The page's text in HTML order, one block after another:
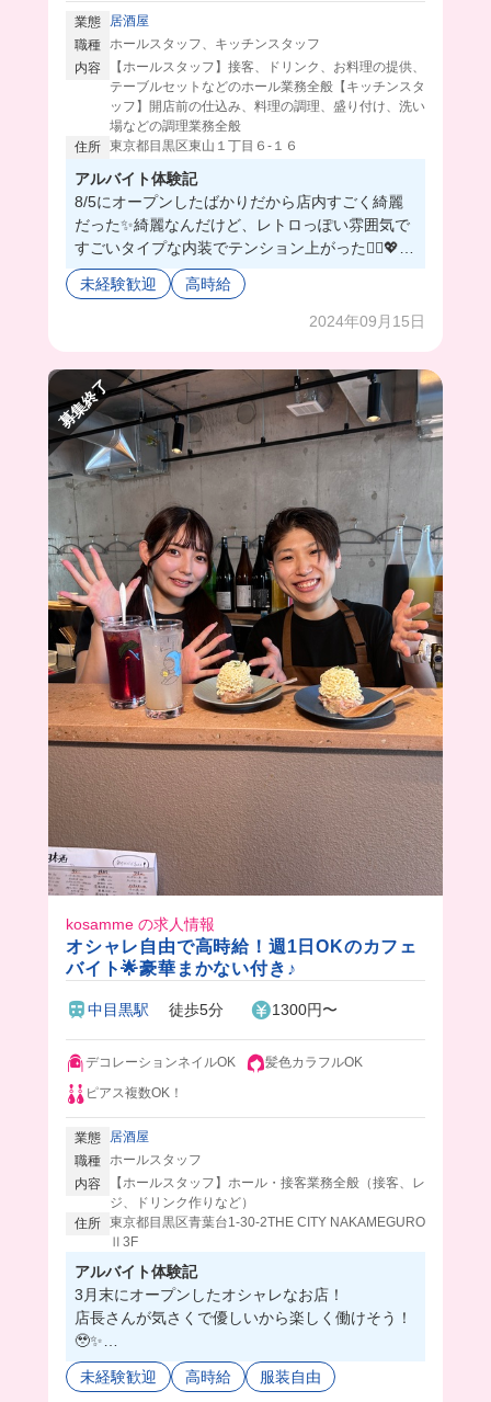
業態
居酒屋
職種
ホールスタッフ、キッチンスタッフ
内容
【ホールスタッフ】接客、ドリンク、お料理の提供、
テーブルセットなどのホール業務全般【キッチンスタ
ッフ】開店前の仕込み、料理の調理、盛り付け、洗い
場などの調理業務全般
住所 東京都目黒区東山１丁目６-１６
アルバイト体験記
8/5にオープンしたばかりだから店内すごく綺麗
だった✨綺麗なんだけど、レトロっぽい雰囲気で
すごいタイプな内装でテンション上がった🤦‍♀️💖
可愛いドリンクがあるから、作っててすごい楽し
かったよ🥹バイトはほぼ大学生みたいだから出会
未経験歓迎 高時給
2024年09月15日
募集終了
kosamme の求人情報
オシャレ自由で高時給！週1日OKのカフェ
バイト🌟豪華まかない付き♪
中目黒駅 徒歩5分 1300円〜
デコレーションネイルOK
髪色カラフルOK
ピアス複数OK！
業態
居酒屋
職種 ホールスタッフ
内容
【ホールスタッフ】ホール・接客業務全般（接客、レ
ジ、ドリンク作りなど）
住所 東京都目黒区青葉台1-30-2THE CITY NAKAMEGURO
Ⅱ3F
アルバイト体験記
3月末にオープンしたオシャレなお店！
店長さんが気さくで優しいから楽しく働けそう！
🥹✨
この日のまかないは土鍋ご飯だったんだけど、豪
華に明太子入りでおこげがめちゃくちゃ美味しか
未経験歓迎 高時給 服装自由